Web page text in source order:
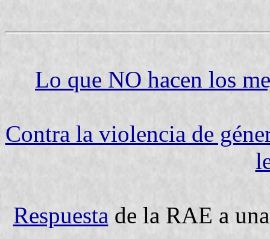
Lo que NO hacen los
Contra la violencia de
Respuesta de la RAE